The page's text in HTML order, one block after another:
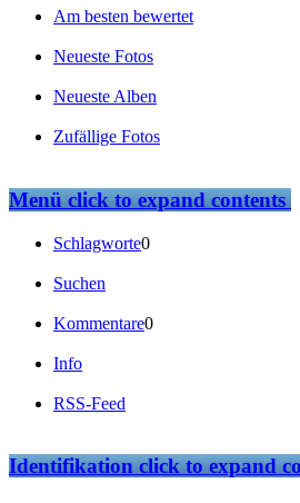
Am besten bewertet
Neueste Fotos
Neueste Alben
Zufällige Fotos
Menüclick to expand contents
Schlagworte0
Suchen
Kommentare0
Info
RSS-Feed
Identifikationclick to expand